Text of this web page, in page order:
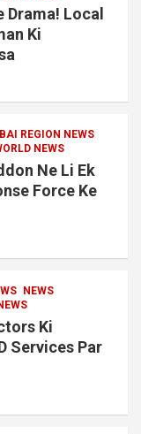
Local
Ki
REGION NEWS
NEWS
Ne Li Ek
Force Ke
NEWS
Ki
Services Par